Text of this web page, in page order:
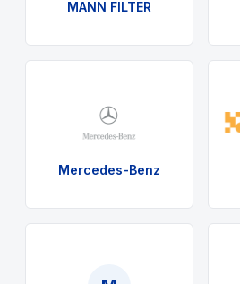
MANN FILTER
Mercedes-Benz